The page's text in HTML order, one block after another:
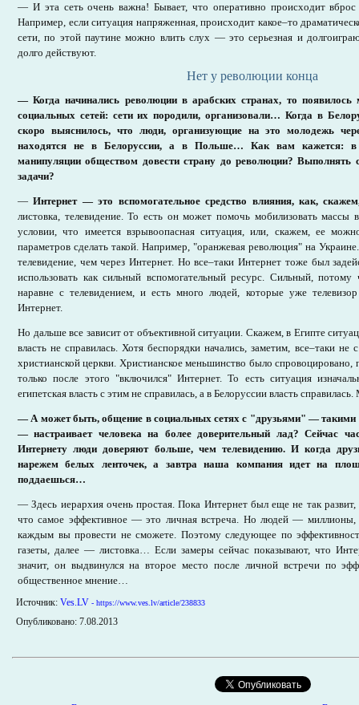
— И эта сеть очень важна! Бывает, что оперативно происходит
Например, если ситуация напряженная, происходит какое–то
сети, по этой паутине можно влить слух — это серьезная и
долго действуют.
Нет у революции конца
— Когда начинались революции в арабских странах, то
социальных сетей: сети их породили, организовали… Когда в
скоро выяснилось, что люди, организующие на это молодежь
находятся не в Белоруссии, а в Польше… Как вам кажется: в
манипуляции обществом довести страну до революции? Выполнять
задачи?
—Интернет — это вспомогательное средство влияния, как,
листовка, телевидение. То есть он может помочь мобилизовать
условии, что имеется взрывоопасная ситуация, или, скажем, ее
параметров сделать такой. Например, "оранжевая революция" на
телевидение, чем через Интернет. Но все–таки Интернет тоже был
использовать как сильный вспомогательный ресурс. Сильный, потому
наравне с телевидением, и есть много людей, которые уже
Интернет.
Но дальше все зависит от объективной ситуации. Скажем, в Египте
власть не справилась. Хотя беспорядки начались, заметим, все–таки
христианской церкви. Христианское меньшинство было
только после этого "включился" Интернет. То есть ситуация
египетская власть с этим не справилась, а в Белоруссии власть
— А может быть, общение в социальных сетях с "друзьями" —
— настраивает человека на более доверительный лад? Сейчас
Интернету люди доверяют больше, чем телевидению. И когда
нарежем белых ленточек, а завтра наша компания идет на
поддаешься…
— Здесь иерархия очень простая. Пока Интернет был еще не так развит,
что самое эффективное — это личная встреча. Но людей — миллионы,
каждым вы провести не сможете. Поэтому следующее по
газеты, далее — листовка… Если замеры сейчас показывают, что
значит, он выдвинулся на второе место после личной встречи по
общественное мнение…
Источник: Ves.LV - https://www.ves.lv/article/238833
Опубликовано: 7.08.2013